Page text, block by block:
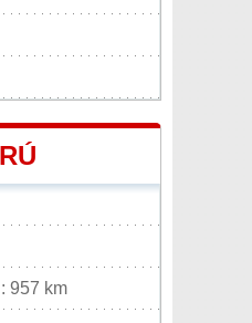
: 957 km